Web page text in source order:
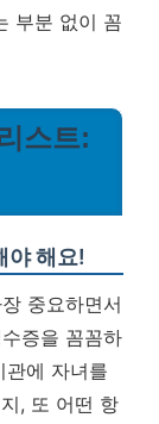
부분 없이 꼼
스트:
야 해요!
중요하면서
증을 꼼꼼하
관에 자녀를
, 또 어떤 항